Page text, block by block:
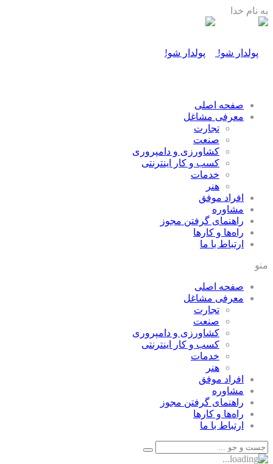
به نام خدا
صفحه اصلی
معرفی مشاغل
تجارت
صنعت
كشاورزی و دامپروری
كسب و كار اينترنتی
خدمات
هنر
افراد موفق
مشاوره
راهنمای گرفتن مجوز
راه‌ها و كارها
ارتباط با ما
منو
صفحه اصلی
معرفی مشاغل
تجارت
صنعت
كشاورزی و دامپروری
كسب و كار اينترنتی
خدمات
هنر
افراد موفق
مشاوره
راهنمای گرفتن مجوز
راه‌ها و كارها
ارتباط با ما